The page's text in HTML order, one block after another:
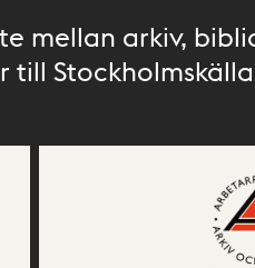
mellan arkiv,
till